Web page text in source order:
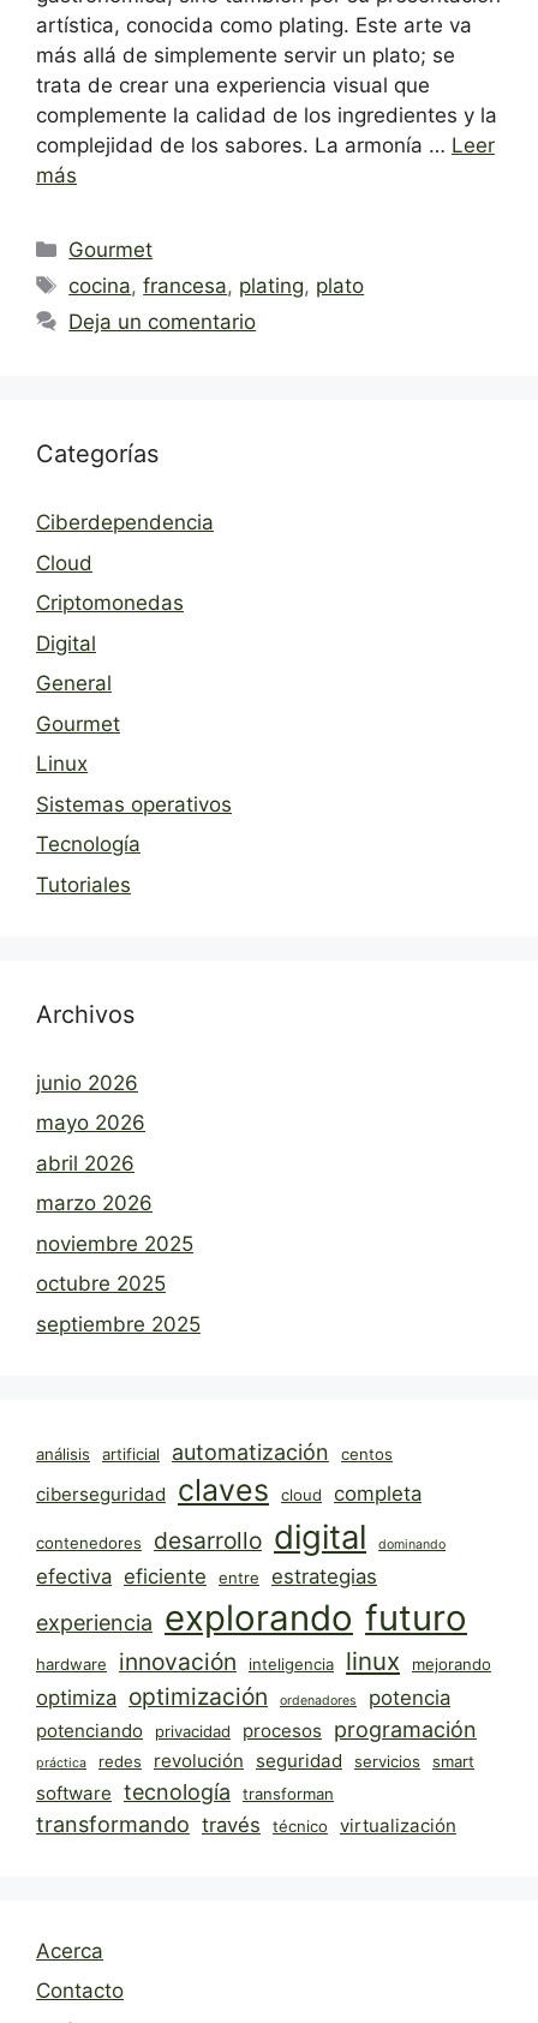
artística, conocida como plating. Este arte va
más allá de simplemente servir un plato; se
trata de crear una experiencia visual que
complemente la calidad de los ingredientes y la
complejidad de los sabores. La armonía … Leer
más
Categorías
Gourmet
Etiquetas
cocina,francesa, plating, plato
Deja un comentario
Categorías
Ciberdependencia
Cloud
Criptomonedas
Digital
General
Gourmet
Linux
Sistemas operativos
Tecnología
Tutoriales
Archivos
junio 2026
mayo 2026
abril 2026
marzo 2026
noviembre 2025
octubre 2025
septiembre 2025
análisis artificial automatización centos
ciberseguridad claves cloud completa
contenedores desarrollo digital dominando
efectiva eficiente entre estrategias
experiencia explorando futuro
hardware innovación inteligencia linux mejorando
optimiza optimización ordenadores potencia
potenciando privacidad procesos programación
práctica redes revolución seguridad servicios smart
software tecnología transforman
transformando través técnico virtualización
Acerca
Contacto